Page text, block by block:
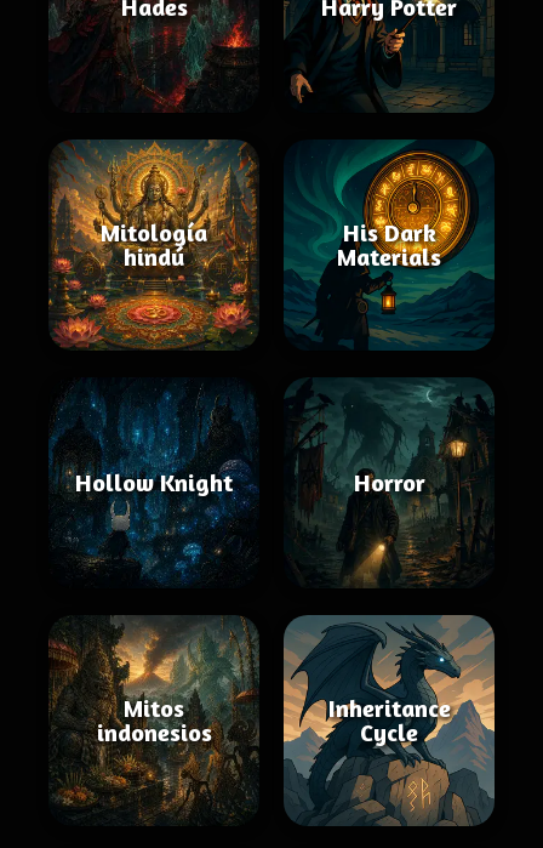
Hades Harry Potter
Mitología
hindú
His Dark
Materials
Hollow Knight Horror
Mitos
indonesios
Inheritance
Cycle